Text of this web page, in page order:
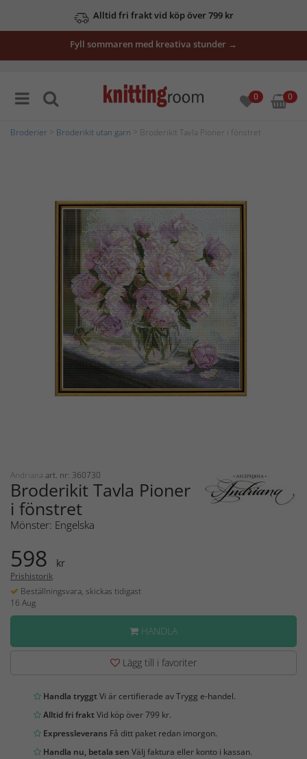
Alltid fri frakt vid köp över 799 kr
Fyll sommaren med kreativa stunder →
0 0
Broderier Broderikit utan garn > Broderikit Tavla Pioner i fönstret
Andriana art. nr: 360730
Broderikit Tavla Pioner
i fönstret
Mönster: Engelska
598 kr
Prishistorik
Beställningsvara, skickas tidigast
16 Aug
HANDLA
Lägg till i favoriter
Handla tryggtVi är certifierade av Trygg e-handel.
Alltid fri fraktVid köp över 799 kr.
Expressleverans Få ditt paket redan imorgon.
Handla nu, betala sen Välj faktura eller konto i kassan.